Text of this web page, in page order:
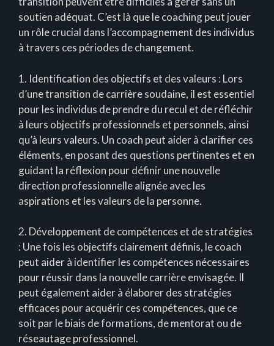
soutien adéquat. C’est là que le coaching peut jouer
un rôle crucial dans l’accompagnement des individus
à travers ces périodes de changement.
1. Identification des objectifs et des valeurs : Lors
d’une transition de carrière soudaine, il est essentiel
pour les individus de prendre du recul et de réfléchir
à leurs objectifs professionnels et personnels, ainsi
qu’à leurs valeurs. Un coach peut aider à clarifier ces
éléments, en posant des questions pertinentes et en
guidant la réflexion pour définir une nouvelle
direction professionnelle alignée avec les
aspirations et les valeurs de la personne.
2. Développement de compétences et de stratégies
: Une fois les objectifs clairement définis, le coach
peut aider à identifier les compétences nécessaires
pour réussir dans la nouvelle carrière envisagée. Il
peut également aider à élaborer des stratégies
efficaces pour acquérir ces compétences, que ce
soit par le biais de formations, de mentorat ou de
réseautage professionnel.